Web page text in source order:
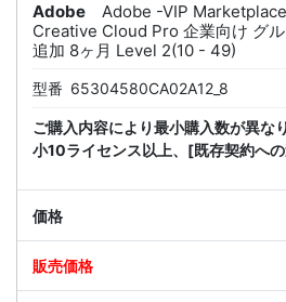
Adobe
Adobe -VIP
Creative Cloud Pro 企業向け グ
追加 8ヶ月 Level 2(10 - 49)
型番 65304580CA02A12_8
ご購入内容により最小購入数が異な
小10ライセンス以上、[既存契約へ